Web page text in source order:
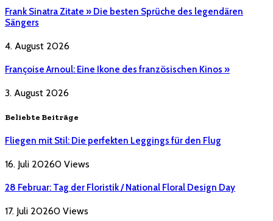
Frank Sinatra Zitate » Die besten Sprüche des legendären
Sängers
4. August 2026
Françoise Arnoul: Eine Ikone des französischen Kinos »
3. August 2026
Beliebte Beiträge
Fliegen mit Stil: Die perfekten Leggings für den Flug
16. Juli 20260 Views
28 Februar: Tag der Floristik / National Floral Design Day
17. Juli 20260 Views